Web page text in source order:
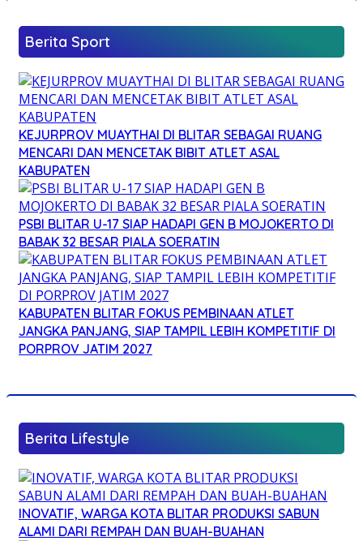
Berita Sport
KEJURPROV MUAYTHAI DI BLITAR SEBAGAI RUANG
MENCARI DAN MENCETAK BIBIT ATLET ASAL
KABUPATEN
PSBI BLITAR U-17 SIAP HADAPI GEN B MOJOKERTO DI
BABAK 32 BESAR PIALA SOERATIN
KABUPATEN BLITAR FOKUS PEMBINAAN ATLET
JANGKA PANJANG, SIAP TAMPIL LEBIH KOMPETITIF DI
PORPROV JATIM 2027
Berita Lifestyle
INOVATIF, WARGA KOTA BLITAR PRODUKSI SABUN
ALAMI DARI REMPAH DAN BUAH-BUAHAN